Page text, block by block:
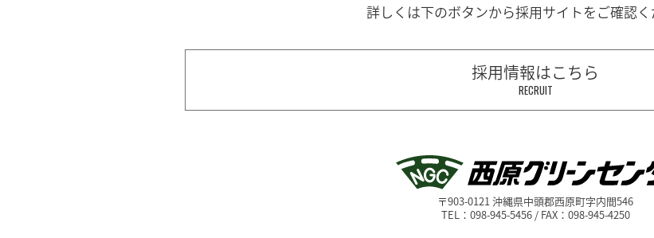
詳しくは下のボタンから採用サイトをご確認く
採用情報はこちら
RECRUIT
〒903-0121 沖縄県中頭郡西原町字内間546
TEL：098-945-5456 / FAX：098-945-4250